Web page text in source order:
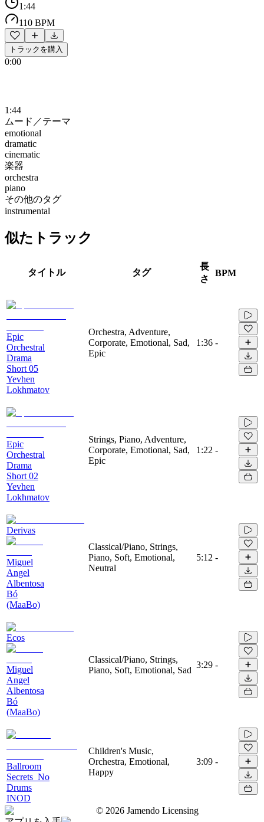
1:44
110 BPM
トラックを購入
0:00
1:44
ムード／テーマ
emotional
dramatic
cinematic
楽器
orchestra
piano
その他のタグ
instrumental
似たトラック
タイトル タグ
長
さ
BPM
Epic
Orchestral
Drama
Short 05
Yevhen
Lokhmatov
Orchestra, Adventure,
Corporate, Emotional, Sad,
Epic
1:36 -
Epic
Orchestral
Drama
Short 02
Yevhen
Lokhmatov
Strings, Piano, Adventure,
Corporate, Emotional, Sad,
Epic
1:22 -
Derivas
Miguel
Angel
Albentosa
Bó
(MaaBo)
Classical/Piano, Strings,
Piano, Soft, Emotional,
Neutral
5:12 -
Ecos
Miguel
Angel
Albentosa
Bó
(MaaBo)
Classical/Piano, Strings,
Piano, Soft, Emotional, Sad
3:29 -
Ballroom
Secrets_No
Drums
INOD
Children's Music,
Orchestra, Emotional,
Happy
3:09 -
© 2026 Jamendo Licensing